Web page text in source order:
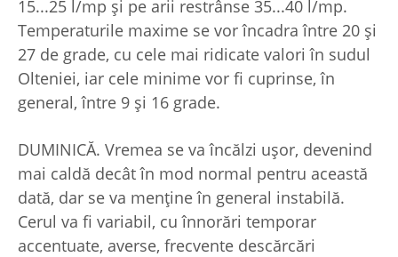
15...25 l/mp și pe arii restrânse 35...40 l/mp.
Temperaturile maxime se vor încadra între 20 și
27 de grade, cu cele mai ridicate valori în sudul
Olteniei, iar cele minime vor fi cuprinse, în
general, între 9 și 16 grade.
DUMINICĂ. Vremea se va încălzi ușor, devenind
mai caldă decât în mod normal pentru această
dată, dar se va menține în general instabilă.
Cerul va fi variabil, cu înnorări temporar
accentuate, averse, frecvente descărcări